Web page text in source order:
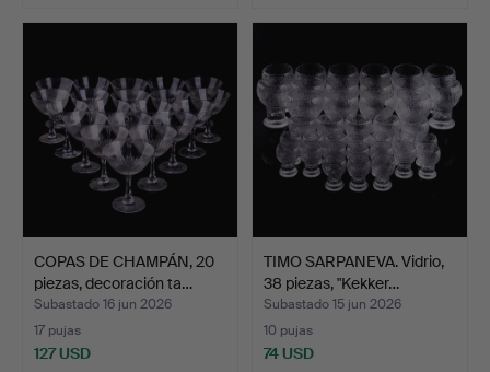
COPAS DE CHAMPÁN, 20
piezas, decoración ta…
Subastado 16 jun 2026
17 pujas
127 USD
TIMO SARPANEVA. Vidrio,
38 piezas, "Kekker…
Subastado 15 jun 2026
10 pujas
74 USD